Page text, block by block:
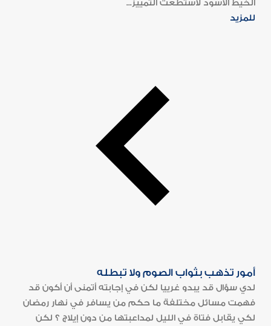
الخيط الأسود لاستطعت التمييز...
للمزيد
أمور تذهب بثواب الصوم ولا تبطله
لدي سؤال قد يبدو غرييا لكن في إجابته أتمنى أن أكون قد
فهمت مسائل مختلفة ما حكم من يسافر في نهار رمضان
لكي يقابل فتاة في الليل لمداعبتها من دون إيلاج ؟ لكن